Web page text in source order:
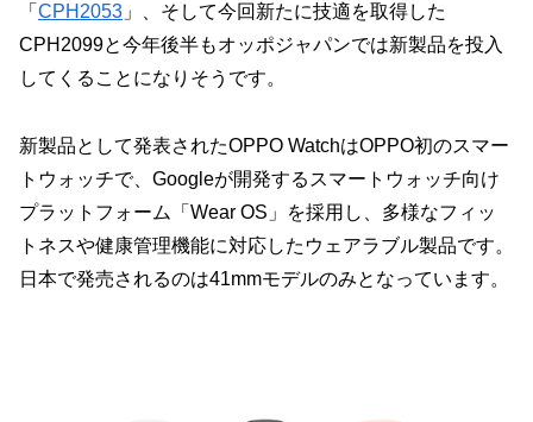
「 CPH2053 」、そして今回新たに技適を取得した
CPH2099と今年後半もオッポジャパンでは新製品を投入
してくることになりそうです。
新製品として発表されたOPPO WatchはOPPO初のスマー
トウォッチで、Googleが開発するスマートウォッチ向け
プラットフォーム「Wear OS」を採用し、多様なフィッ
トネスや健康管理機能に対応したウェアラブル製品です。
日本で発売されるのは41mmモデルのみとなっています。